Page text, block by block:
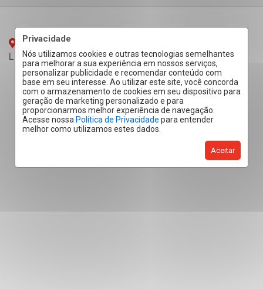
Privacidade
Nós utilizamos cookies e outras tecnologias semelhantes
para melhorar a sua experiência em nossos serviços,
personalizar publicidade e recomendar conteúdo com
base em seu interesse. Ao utilizar este site, você concorda
com o armazenamento de cookies em seu dispositivo para
geração de marketing personalizado e para
proporcionarmos melhor experiência de navegação.
Acesse nossa Política de Privacidade para entender
melhor como utilizamos estes dados.
Aceitar
Avenida Juscelino Kubitschek, Vila Ipiranga -
Londrina/PR